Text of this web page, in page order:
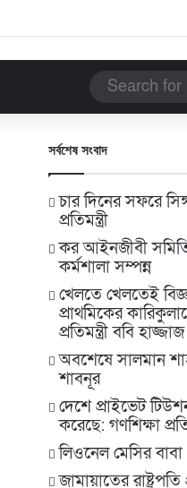
সর্বশেষ সংবাদ
চার দিনের সফরে
প্রতিমন্ত্রী
কর আইনজীবী
কর্মশালা সম্পন্ন
খেলতে খেলতেই
প্রাথমিকের
প্রতিমন্ত্রী ববি হাজ্জাজ
অবশেষে সালমান
শাবনূর
দেশে প্রাইভেট
করেছে: গণশিক্ষা
লিওনেল মেসির
জামায়াতের রাষ্ট্রপতি